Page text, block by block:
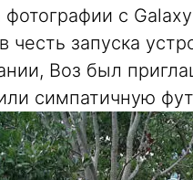
фотографии с
честь запуска
Воз был
симпатичную